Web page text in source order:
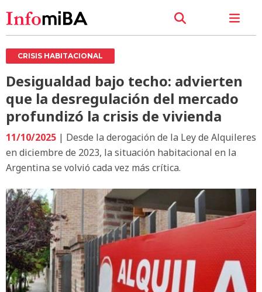
CRISIS HABITACIONAL
Desigualdad bajo techo: advierten
que la desregulación del mercado
profundizó la crisis de vivienda
11/10/2025 | Desde la derogación de la Ley de Alquileres
en diciembre de 2023, la situación habitacional en la
Argentina se volvió cada vez más crítica.